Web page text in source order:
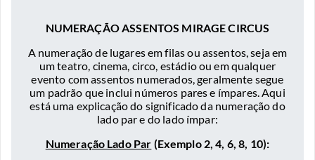
NUMERAÇÃO ASSENTOS MIRAGE CIRCUS
A numeração de lugares em filas ou assentos, seja em
um teatro, cinema, circo, estádio ou em qualquer
evento com assentos numerados, geralmente segue
um padrão que inclui números pares e ímpares. Aqui
está uma explicação do significado da numeração do
lado par e do lado ímpar:
Numeração Lado Par (Exemplo 2, 4, 6, 8, 10):